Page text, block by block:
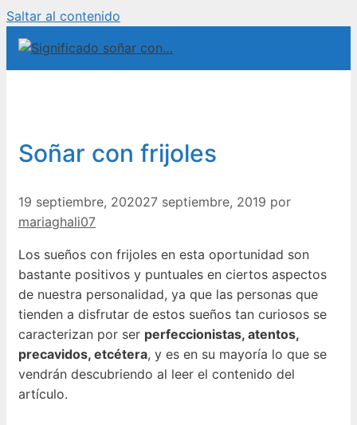
Saltar al contenido
Soñar con frijoles
19 septiembre, 202027 septiembre, 2019 por
mariaghali07
Los sueños con frijoles en esta oportunidad son
bastante positivos y puntuales en ciertos aspectos
de nuestra personalidad, ya que las personas que
tienden a disfrutar de estos sueños tan curiosos se
caracterizan por ser perfeccionistas, atentos,
precavidos, etcétera, y es en su mayoría lo que se
vendrán descubriendo al leer el contenido del
artículo.